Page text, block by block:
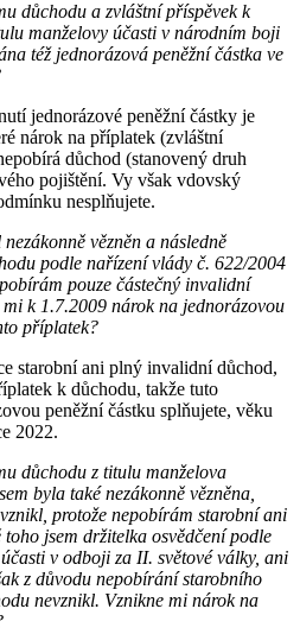
důchodu a zvláštní příspěvek k
manželovy účasti v národním boji
též jednorázová peněžní částka ve
jednorázové peněžní částky je
nárok na příplatek (zvláštní
důchod (stanovený druh
pojištění. Vy však vdovský
nesplňujete.
vězněn a následně
podle nařízení vlády č. 622/2004
pouze částečný invalidní
k 1.7.2009 nárok na jednorázovou
příplatek?
starobní ani plný invalidní důchod,
k důchodu, takže tuto
peněžní částku splňujete, věku
2022.
důchodu z titulu manželova
byla také nezákonně vězněna,
protože nepobírám starobní ani
jsem držitelka osvědčení podle
v odboji za II. světové války, ani
z důvodu nepobírání starobního
nevznikl. Vznikne mi nárok na